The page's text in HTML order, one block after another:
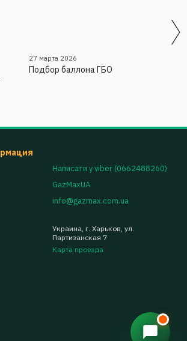
27 марта 2026
Подбор баллона ГБО
Написати у viber (0662488260)
GazMaxUA
info@gazmax.com.ua
Украина, г. Харьков, ул.
Партизанская 7
Карта проезда